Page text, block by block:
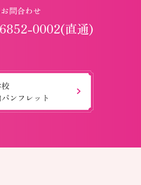
問合わせ
0002(直通)
ンフレット